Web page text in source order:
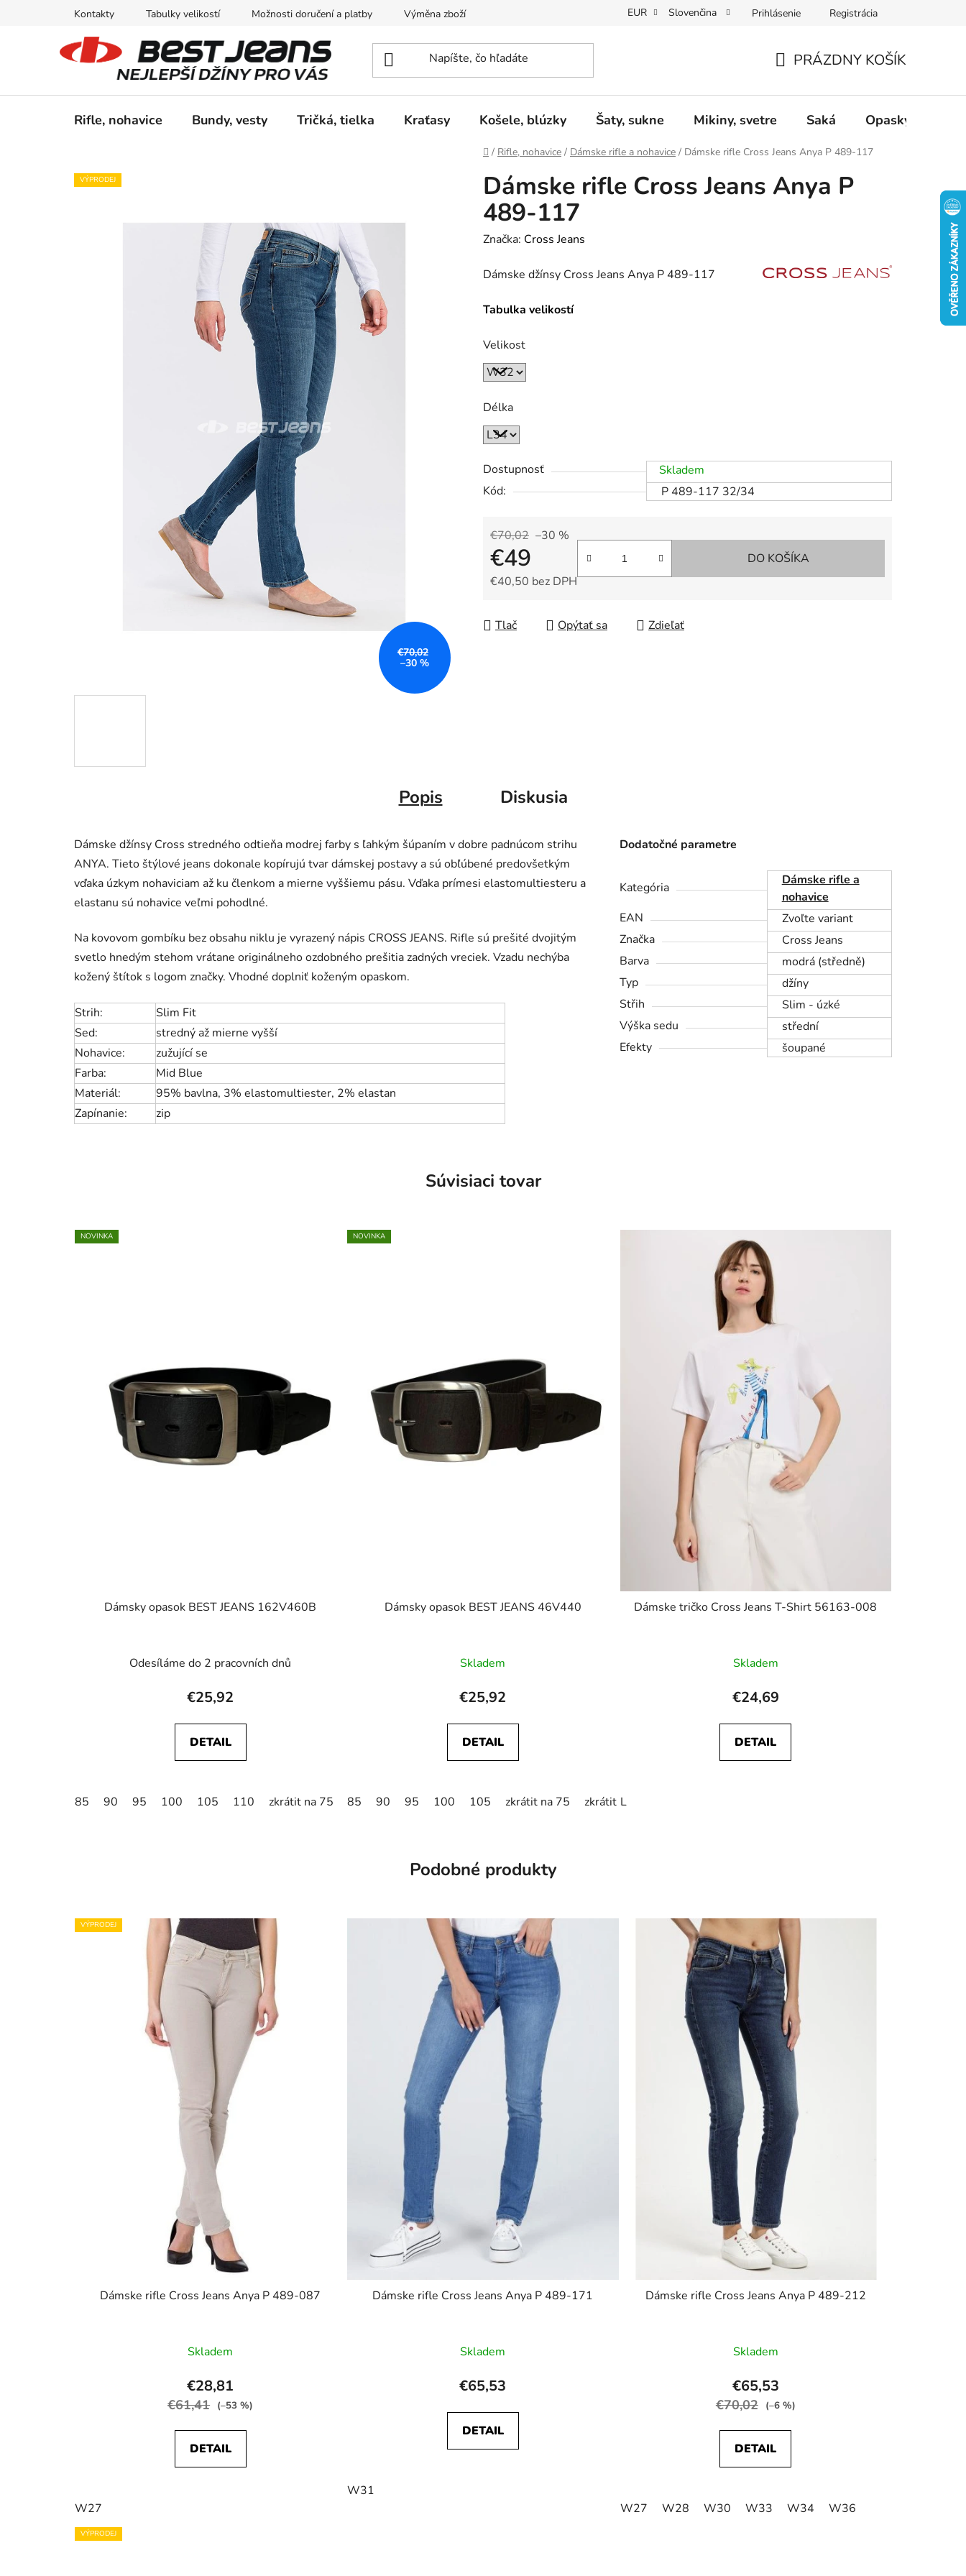
Kontakty Tabulky velikostí Možnosti doručení a platby Výměna zboží Reklamace Dárkové poukazy Dostupnost Obchodní podmínky
EUR Slovenčina Prihlásenie Registrácia
KOŠÍK
PRÁZDNY KOŠÍK
Rifle, nohavice Bundy, vesty Tričká, tielka Kraťasy Košele, blúzky Šaty, sukne Mikiny, svetre Saká Opasky
Domov
/ Rifle, nohavice / Dámske rifle a nohavice / Dámske rifle Cross Jeans Anya P 489-117
Dámske rifle Cross Jeans Anya P
489-117
Značka: Cross Jeans
Dámske džínsy Cross Jeans Anya P 489-117
Tabulka velikostí
Velikost
Délka
Dostupnosť
Skladem
Kód:
P 489-117 32/34
€70,02 –30 %
€49
€40,50 bez DPH
DO KOŠÍKA
Tlač Opýtať sa Zdieľať
VÝPRODEJ
€70,02
–30 %
Popis Diskusia
Dámske džínsy Cross stredného odtieňa modrej farby s ľahkým šúpaním v dobre padnúcom strihu
ANYA. Tieto štýlové jeans dokonale kopírujú tvar dámskej postavy a sú obľúbené predovšetkým
vďaka úzkym nohaviciam až ku členkom a mierne vyššiemu pásu. Vďaka prímesi elastomultiesteru a
elastanu sú nohavice veľmi pohodlné.
Na kovovom gombíku bez obsahu niklu je vyrazený nápis CROSS JEANS. Rifle sú prešité dvojitým
svetlo hnedým stehom vrátane originálneho ozdobného prešitia zadných vreciek. Vzadu nechýba
kožený štítok s logom značky. Vhodné doplniť koženým opaskom.
Strih:
Slim Fit
Sed:
stredný až mierne vyšší
Nohavice:
zužující se
Farba:
Mid Blue
Materiál:
95% bavlna, 3% elastomultiester, 2% elastan
Zapínanie:
zip
Dodatočné parametre
Kategória
Dámske rifle a
nohavice
EAN
Zvoľte variant
Značka
Cross Jeans
Barva
modrá (středně)
Typ
džíny
Střih
Slim - úzké
Výška sedu
střední
Efekty
šoupané
Súvisiaci tovar
NOVINKA
Dámsky opasok BEST JEANS 162V460B
Odesíláme do 2 pracovních dnů
€25,92
DETAIL
85 90 95 100 105 110 zkrátit na 75 zkrátit na 80 zkrátit na 85
NOVINKA
Dámsky opasok BEST JEANS 46V440
Skladem
€25,92
DETAIL
85 90 95 100 105 zkrátit na 75 zkrátit na 80
Dámske tričko Cross Jeans T-Shirt 56163-008
Skladem
€24,69
DETAIL
L
Podobné produkty
VÝPRODEJ
Dámske rifle Cross Jeans Anya P 489-087
Skladem
€28,81
€61,41 (–53 %)
DETAIL
W27
Dámske rifle Cross Jeans Anya P 489-171
Skladem
€65,53
DETAIL
W31
Dámske rifle Cross Jeans Anya P 489-212
Skladem
€65,53
€70,02 (–6 %)
DETAIL
W27 W28 W30 W33 W34 W36
VÝPRODEJ